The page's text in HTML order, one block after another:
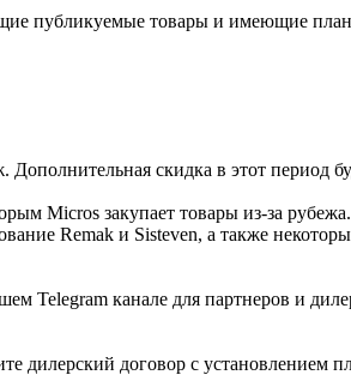
публикуемые товары и имеющие
скидка в этот период
Micros закупает товары из-за
Remak и Sisteven, а также
Telegram канале для партнеров и
дилерский договор с установлением